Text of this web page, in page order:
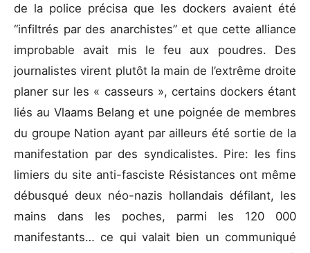
de la police précisa que les dockers avaient été
“infiltrés par des anarchistes” et que cette alliance
improbable avait mis le feu aux poudres. Des
journalistes virent plutôt la main de l’extrême droite
planer sur les « casseurs », certains dockers étant
liés au Vlaams Belang et une poignée de membres
du groupe Nation ayant par ailleurs été sortie de la
manifestation par des syndicalistes. Pire: les fins
limiers du site anti-fasciste Résistances ont même
débusqué deux néo-nazis hollandais défilant, les
mains dans les poches, parmi les 120 000
manifestants… ce qui valait bien un communiqué